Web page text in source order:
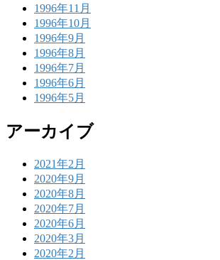
1996年11月
1996年10月
1996年9月
1996年8月
1996年7月
1996年6月
1996年5月
アーカイブ
2021年2月
2020年9月
2020年8月
2020年7月
2020年6月
2020年3月
2020年2月